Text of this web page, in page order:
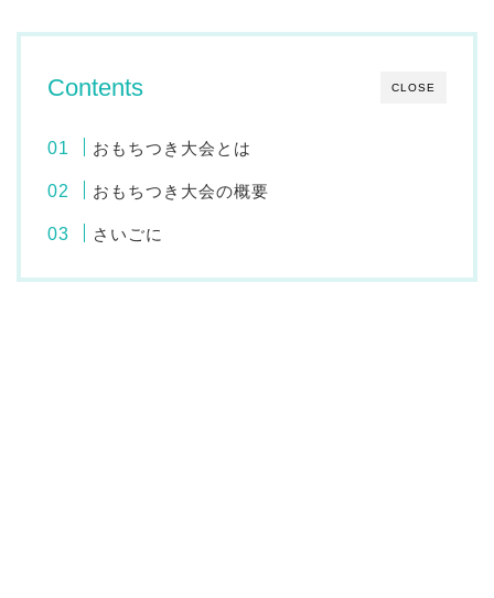
CLOSE
Contents
おもちつき大会とは
おもちつき大会の概要
さいごに